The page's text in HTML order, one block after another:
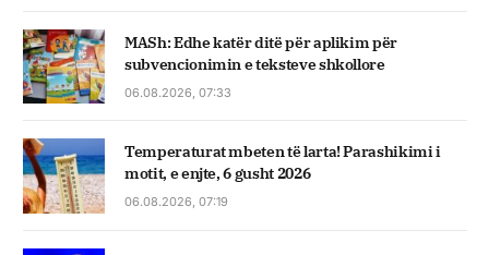
MASh: Edhe katër ditë për aplikim për
subvencionimin e teksteve shkollore
06.08.2026, 07:33
Temperaturat mbeten të larta! Parashikimi i
motit, e enjte, 6 gusht 2026
06.08.2026, 07:19